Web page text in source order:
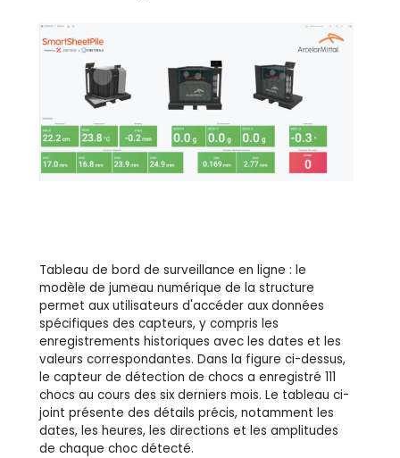
Tableau de bord de surveillance en ligne : le
modèle de jumeau numérique de la structure
permet aux utilisateurs d'accéder aux données
spécifiques des capteurs, y compris les
enregistrements historiques avec les dates et les
valeurs correspondantes. Dans la figure ci-dessus,
le capteur de détection de chocs a enregistré 111
chocs au cours des six derniers mois. Le tableau ci-
joint présente des détails précis, notamment les
dates, les heures, les directions et les amplitudes
de chaque choc détecté.